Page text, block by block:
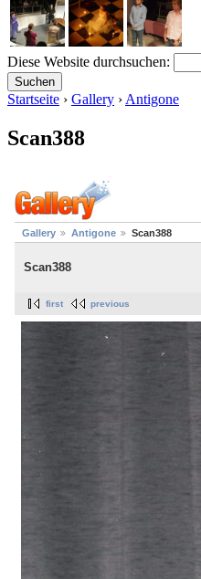
Diese Website durchsuchen:
Startseite › Gallery › Antigone
Scan388
Gallery Antigone Scan388
Scan388
first previous